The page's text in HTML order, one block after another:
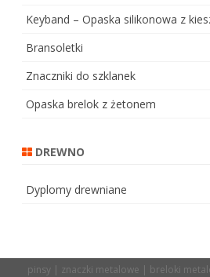
Keyband – Opaska silikonowa z
Bransoletki
Znaczniki do szklanek
Opaska brelok z żetonem
DREWNO
Dyplomy drewniane
pinsy | znaczki metalowe | breloki